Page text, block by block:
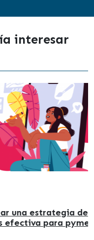
interesar
de
pymes en